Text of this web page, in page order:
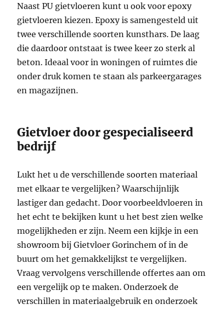
Naast PU gietvloeren kunt u ook voor epoxy
gietvloeren kiezen. Epoxy is samengesteld uit
twee verschillende soorten kunsthars. De laag
die daardoor ontstaat is twee keer zo sterk al
beton. Ideaal voor in woningen of ruimtes die
onder druk komen te staan als parkeergarages
en magazijnen.
Gietvloer door gespecialiseerd
bedrijf
Lukt het u de verschillende soorten materiaal
met elkaar te vergelijken? Waarschijnlijk
lastiger dan gedacht. Door voorbeeldvloeren in
het echt te bekijken kunt u het best zien welke
mogelijkheden er zijn. Neem een kijkje in een
showroom bij Gietvloer Gorinchem of in de
buurt om het gemakkelijkst te vergelijken.
Vraag vervolgens verschillende offertes aan om
een vergelijk op te maken. Onderzoek de
verschillen in materiaalgebruik en onderzoek